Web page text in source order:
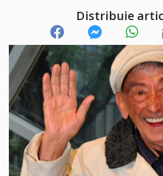
Distribuie